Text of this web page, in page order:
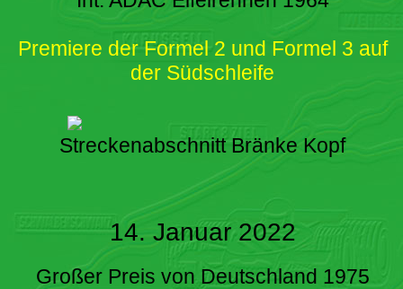
Premiere der Formel 2 und Formel 3 auf
der Südschleife
Streckenabschnitt Bränke Kopf
14. Januar 2022
Großer Preis von Deutschland 1975